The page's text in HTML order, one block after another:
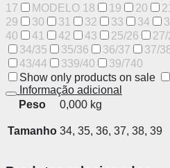
17
MODELO 18 19 20 21
29
30 31 32 33 34
40
41 42 43 25/26 27/
34/35
35/36 36/37 37/
43/44
339/40
39/740
Show only products on sale
Informação adicional
Peso
0,000 kg
Tamanho 34, 35, 36, 37, 38, 39